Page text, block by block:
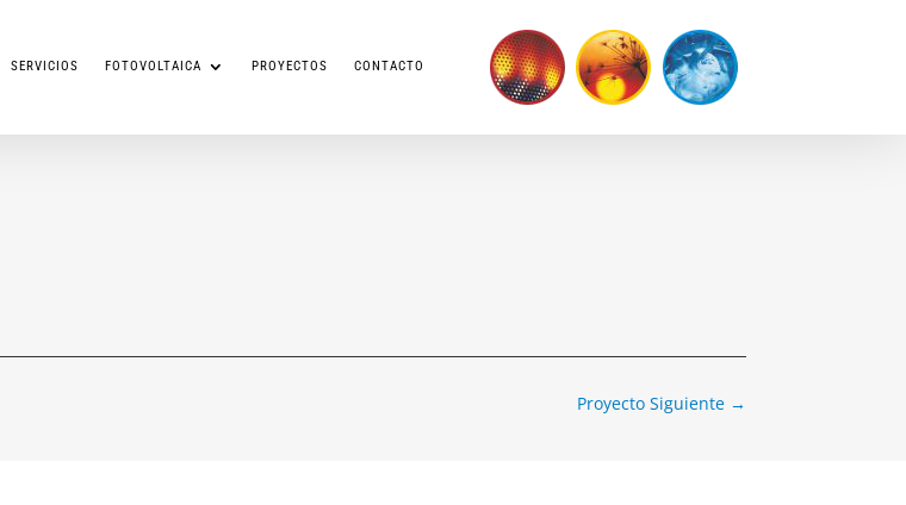
SERVICIOS FOTOVOLTAICA PROYECTOS CONTACTO
Proyecto Siguiente→